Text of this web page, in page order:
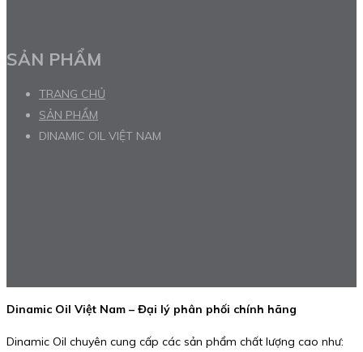
SẢN PHẨM
TRANG CHỦ
SẢN PHẨM
DINAMIC OIL VIỆT NAM
Dinamic Oil Việt Nam – Đại lý phân phối chính hãng
Dinamic Oil chuyên cung cấp các sản phẩm chất lượng cao như: